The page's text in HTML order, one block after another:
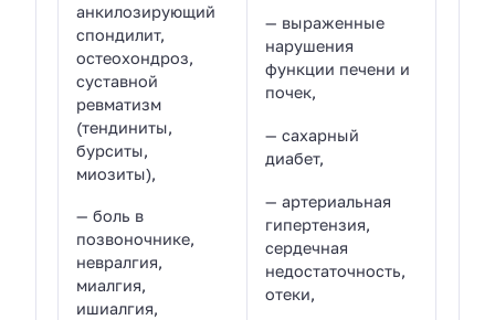
анкилозирующий
спондилит,
остеохондроз,
суставной
ревматизм
(тендиниты,
бурситы,
миозиты),
— боль в
позвоночнике,
невралгия,
миалгия,
ишиалгия,
— выраженные
нарушения
функции печени и
почек,
— сахарный
диабет,
— артериальная
гипертензия,
сердечная
недостаточность,
отеки,